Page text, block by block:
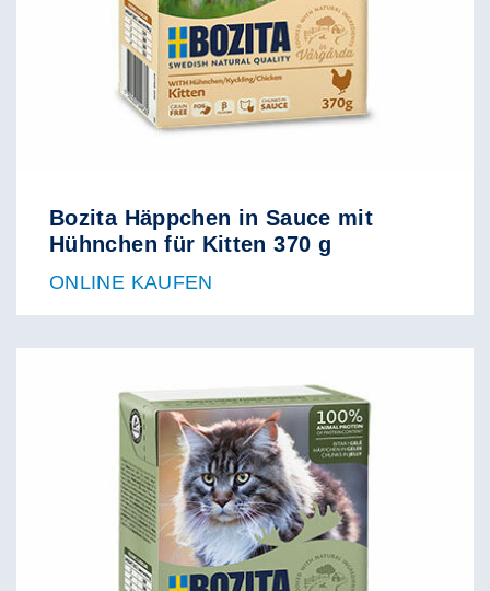
Bozita Häppchen in Sauce mit
Hühnchen für Kitten 370 g
ONLINE KAUFEN